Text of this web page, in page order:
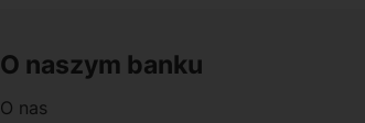
O naszym banku
O nas